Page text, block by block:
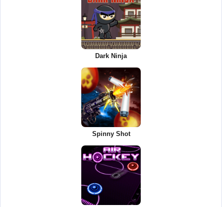
Dark Ninja
Spinny Shot